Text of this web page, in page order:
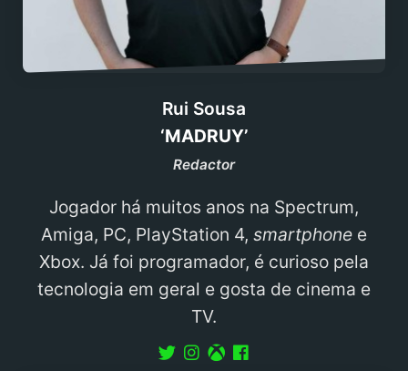
Rui Sousa
‘MADRUY’
Redactor
Jogador há muitos anos na Spectrum,
Amiga, PC, PlayStation 4, smartphone e
Xbox. Já foi programador, é curioso pela
tecnologia em geral e gosta de cinema e
TV.